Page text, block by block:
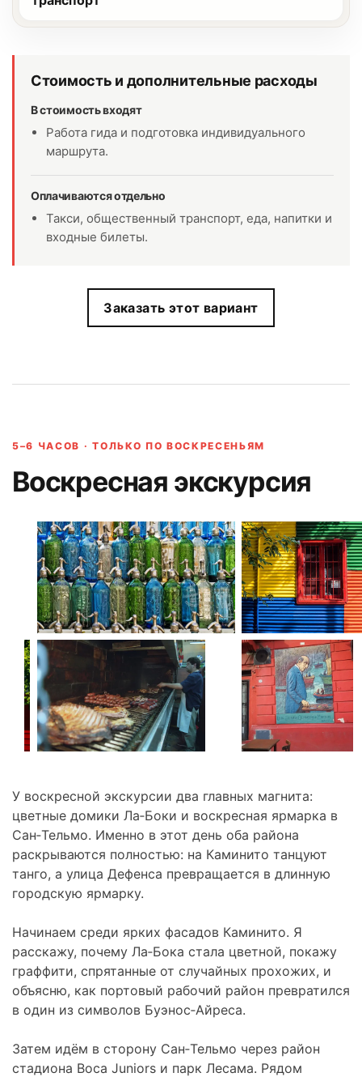
Стоимость и дополнительные расходы
В стоимость входят
Работа гида и подготовка индивидуального
маршрута.
Оплачиваются отдельно
Такси, общественный транспорт, еда, напитки и
входные билеты.
Заказать этот вариант
5–6 ЧАСОВ · ТОЛЬКО ПО ВОСКРЕСЕНЬЯМ
Воскресная экскурсия
У воскресной экскурсии два главных магнита:
цветные домики Ла‑Боки и воскресная ярмарка в
Сан‑Тельмо. Именно в этот день оба района
раскрываются полностью: на Каминито танцуют
танго, а улица Дефенса превращается в длинную
городскую ярмарку.
Начинаем среди ярких фасадов Каминито. Я
расскажу, почему Ла‑Бока стала цветной, покажу
граффити, спрятанные от случайных прохожих, и
объясню, как портовый рабочий район превратился
в один из символов Буэнос‑Айреса.
Затем идём в сторону Сан‑Тельмо через район
стадиона Boca Juniors и парк Лесама. Рядом